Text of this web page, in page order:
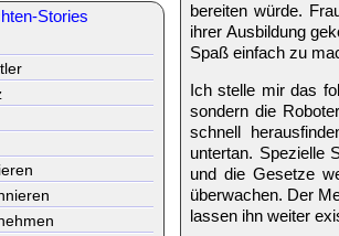
bereiten würde.
ihrer Ausbildung
Spaß einfach zu
Ich stelle mir das
sondern die
schnell
untertan. Spezielle
und die Gesetze
überwachen. Der
lassen ihn weiter
Stories